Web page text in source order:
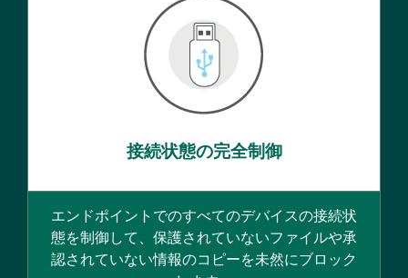
接続状態の完全制御
エンドポイントでのすべてのデバイスの接続状
態を制御して、保護されていないファイルや承
認されていない情報のコピーを未然にブロック